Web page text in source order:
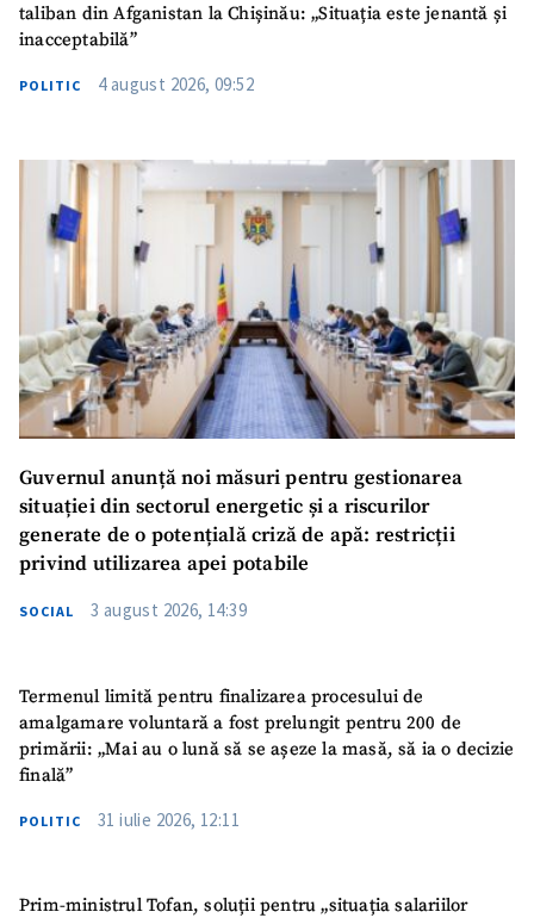
taliban din Afganistan la Chișinău: „Situația este jenantă și
inacceptabilă”
POLITIC 4 august 2026, 09:52
Guvernul anunță noi măsuri pentru gestionarea
situației din sectorul energetic și a riscurilor
generate de o potențială criză de apă: restricții
privind utilizarea apei potabile
SOCIAL 3 august 2026, 14:39
Termenul limită pentru finalizarea procesului de
amalgamare voluntară a fost prelungit pentru 200 de
primării: „Mai au o lună să se așeze la masă, să ia o decizie
finală”
POLITIC 31 iulie 2026, 12:11
Prim-ministrul Tofan, soluții pentru „situația salariilor